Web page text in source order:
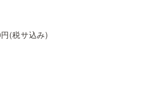
(税サ込み)